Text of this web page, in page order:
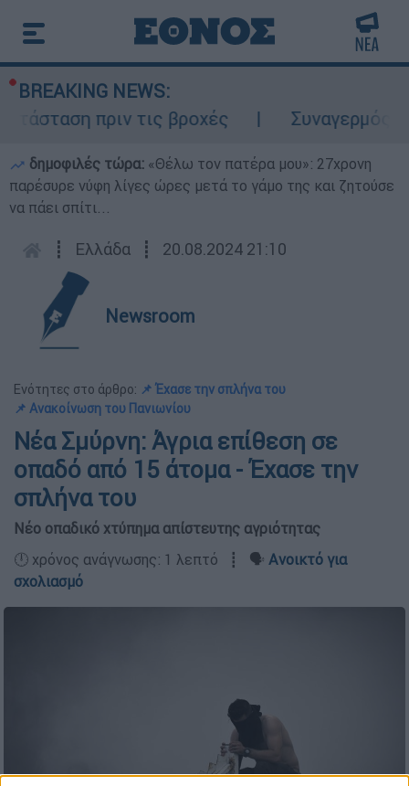
BREAKING NEWS:
πριν τις βροχές
Συναγερμός
δημοφιλές τώρα: «Θέλω τον πατέρα μου»: 27χρονη
παρέσυρε νύφη λίγες ώρες μετά το γάμο της και ζητούσε
να πάει σπίτι...
┋ Ελλάδα ┋ 20.08.2024 21:10
Newsroom
Ενότητες στο άρθρο: 📌 Έχασε την σπλήνα του
📌 Ανακοίνωση του Πανιωνίου
Νέα Σμύρνη: Άγρια επίθεση σε
οπαδό από 15 άτομα - Έχασε την
σπλήνα του
Νέο οπαδικό χτύπημα απίστευτης αγριότητας
🕛 χρόνος ανάγνωσης: 1 λεπτό ┋ 🗣️ Ανοικτό για
σχολιασμό